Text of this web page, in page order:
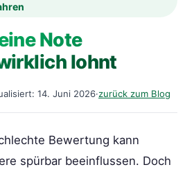
Note
lohnt
14. Juni 2026·zurück zum Blog
Bewertung kann
spürbar beeinflussen. Doch